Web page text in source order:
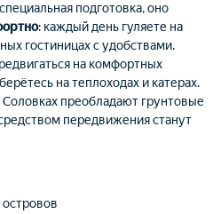
подготовка, оно
: каждый день гуляете на
гостиницах с удобствами.
на комфортных
на теплоходах и катерах.
Соловках преобладают грунтовые
передвижения станут